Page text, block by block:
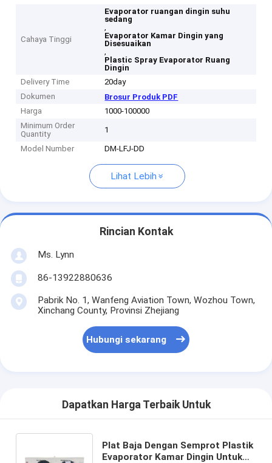
Cahaya Tinggi
Evaporator ruangan dingin suhu
sedang
,
Evaporator Kamar Dingin yang
Disesuaikan
,
Plastic Spray Evaporator Ruang
Dingin
Delivery Time
20day
Dokumen
Brosur Produk PDF
Harga
1000-100000
Minimum Order
Quantity
1
Model Number DM-LFJ-DD
Lihat Lebih
Rincian Kontak
Ms. Lynn
86-13922880636
Pabrik No. 1, Wanfeng Aviation Town, Wozhou Town,
Xinchang County, Provinsi Zhejiang
Hubungi sekarang
Dapatkan Harga Terbaik Untuk
Plat Baja Dengan Semprot Plastik
Evaporator Kamar Dingin Untuk